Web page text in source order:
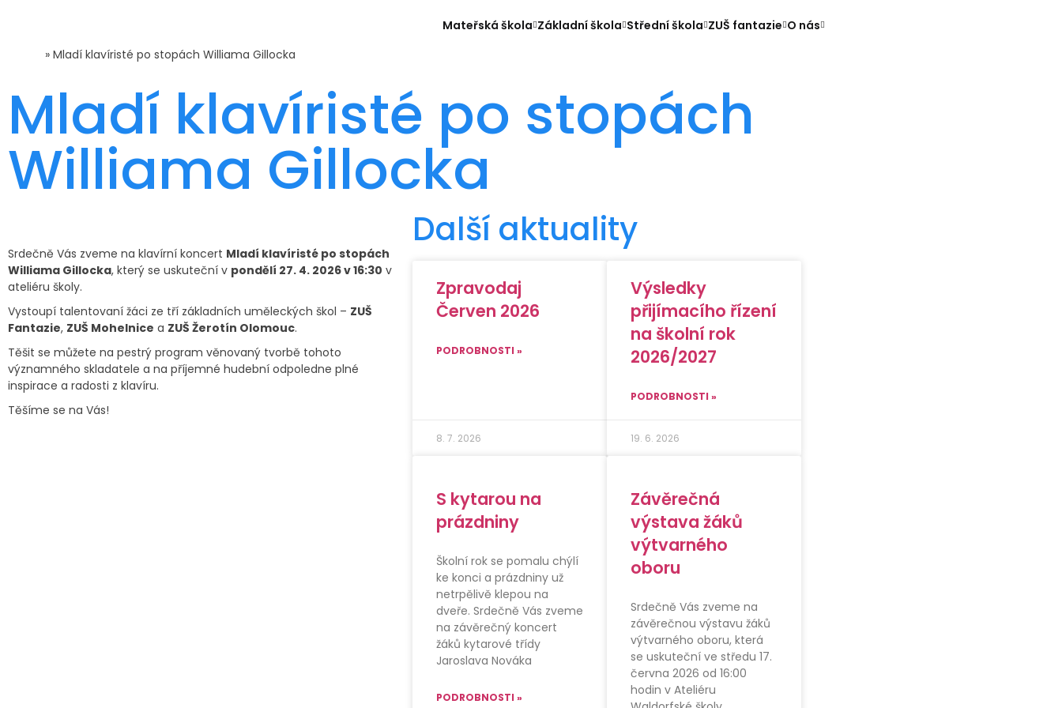
Mateřská škola Základní škola Střední škola ZUŠ fantazie O nás
» Mladí klavíristé po stopách Williama Gillocka
Mladí klavíristé po stopách
Williama Gillocka
Srdečně Vás zveme na klavírní koncert Mladí klavíristé po stopách
Williama Gillocka, který se uskuteční v pondělí 27. 4. 2026 v 16:30 v
ateliéru školy.
Vystoupí talentovaní žáci ze tří základních uměleckých škol – ZUŠ
Fantazie, ZUŠ Mohelnice a ZUŠ Žerotín Olomouc.
Těšit se můžete na pestrý program věnovaný tvorbě tohoto
významného skladatele a na příjemné hudební odpoledne plné
inspirace a radosti z klavíru.
Těšíme se na Vás!
Další aktuality
Zpravodaj
Červen 2026
PODROBNOSTI »
8. 7. 2026
Výsledky
přijímacího řízení
na školní rok
2026/2027
PODROBNOSTI »
19. 6. 2026
S kytarou na
prázdniny
Školní rok se pomalu chýlí
ke konci a prázdniny už
netrpělivě klepou na
dveře. Srdečně Vás zveme
na závěrečný koncert
žáků kytarové třídy
Jaroslava Nováka
PODROBNOSTI »
Závěrečná
výstava žáků
výtvarného
oboru
Srdečně Vás zveme na
závěrečnou výstavu žáků
výtvarného oboru, která
se uskuteční ve středu 17.
června 2026 od 16:00
hodin v Ateliéru